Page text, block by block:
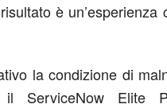
è
la condizione di
ServiceNow Elite